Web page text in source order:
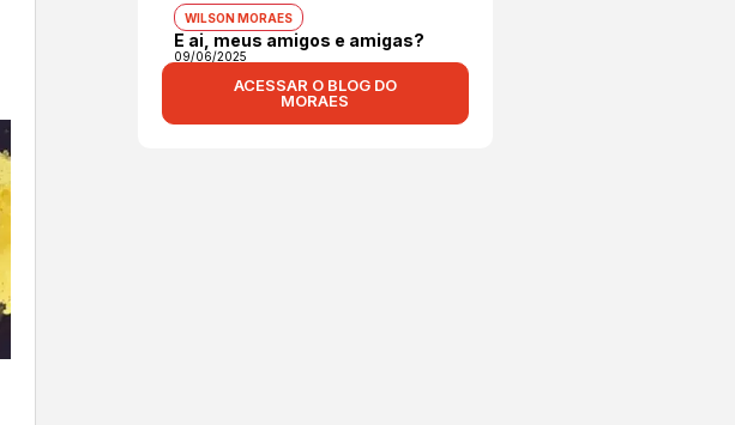
WILSON MORAES
E ai, meus amigos e amigas?
09/06/2025
ACESSAR O BLOG DO
MORAES